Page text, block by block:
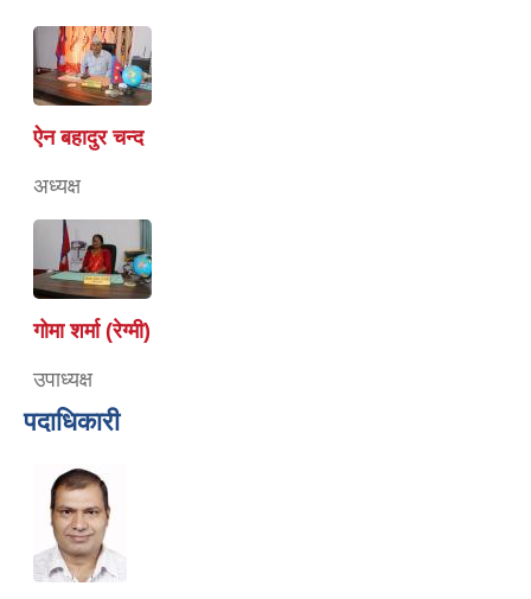
ऐन बहादुर चन्द
अध्यक्ष
गोमा शर्मा (रेग्मी)
उपाध्यक्ष
पदाधिकारी